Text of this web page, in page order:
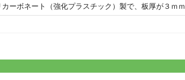
カーボネート（強化プラスチック）製で、板厚が３ｍ